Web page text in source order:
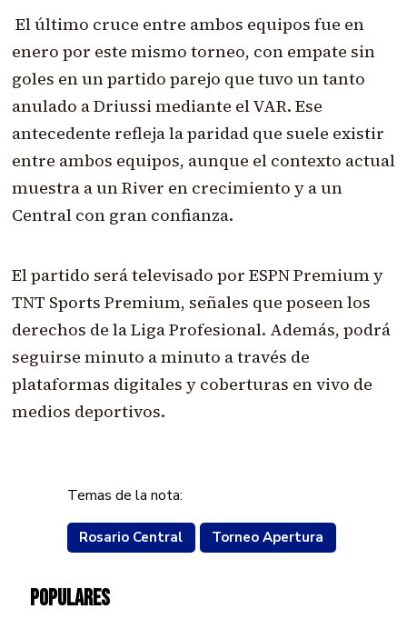
El último cruce entre ambos equipos fue en
enero por este mismo torneo, con empate sin
goles en un partido parejo que tuvo un tanto
anulado a Driussi mediante el VAR. Ese
antecedente refleja la paridad que suele existir
entre ambos equipos, aunque el contexto actual
muestra a un River en crecimiento y a un
Central con gran confianza.
El partido será televisado por ESPN Premium y
TNT Sports Premium, señales que poseen los
derechos de la Liga Profesional. Además, podrá
seguirse minuto a minuto a través de
plataformas digitales y coberturas en vivo de
medios deportivos.
Temas de la nota:
Rosario Central Torneo Apertura
POPULARES